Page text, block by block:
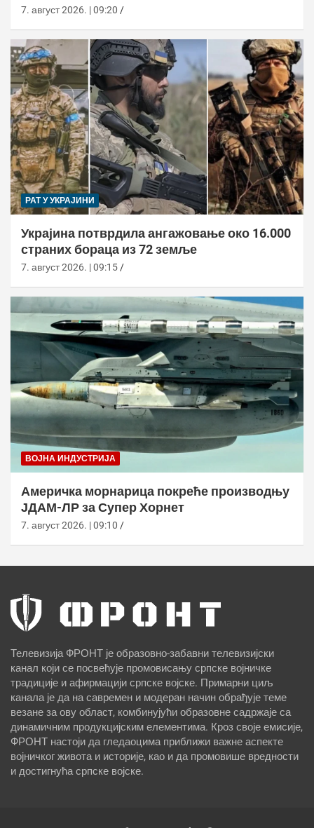
7. август 2026. | 09:20
РАТ У УКРАЈИНИ
Украјина потврдила ангажовање око 16.000
страних бораца из 72 земље
7. август 2026. | 09:15
ВОЈНА ИНДУСТРИЈА
Америчка морнарица покреће производњу
ЈДАМ-ЛР за Супер Хорнет
7. август 2026. | 09:10
Телевизија ФРОНТ је образовно-забавни телевизијски
канал који се посвећује промовисању српске војничке
традиције и афирмацији српске војске. Примарни циљ
канала је да на савремен и модеран начин обрађује теме
везане за ову област, комбинујући образовне садржаје са
динамичним продукцијским елементима. Кроз своје емисије,
ФРОНТ настоји да гледаоцима приближи важне аспекте
војничког живота и историје, као и да промовише вредности
и достигнућа српске војске.